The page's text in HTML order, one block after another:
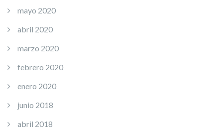
mayo 2020
abril 2020
marzo 2020
febrero 2020
enero 2020
junio 2018
abril 2018